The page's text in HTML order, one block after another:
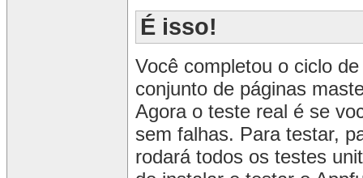
É isso!
Você completou o ciclo
conjunto de páginas
Agora o teste real é se
sem falhas. Para testar,
rodará todos os testes